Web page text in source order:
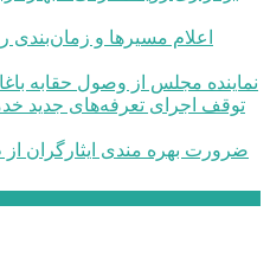
نماینده مجلس از وصول حقابه
ضرورت بهره مندی ایثارگران